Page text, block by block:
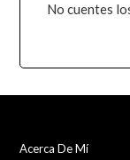
No cuentes
Acerca De Mí